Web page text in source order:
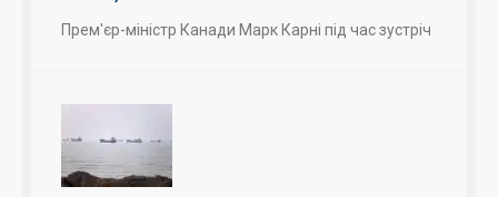
Прем'єр-міністр Канади Марк Карні під час зустріч